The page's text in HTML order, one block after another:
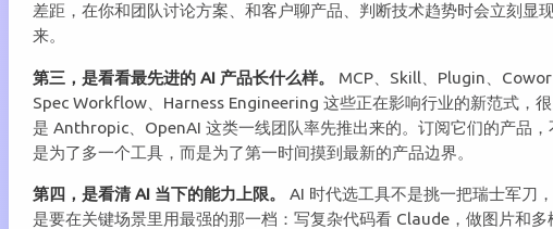
差距，在你和团队讨论方案、和客户聊产品、判断技术趋势时会立刻显
来。
第三，是看看最先进的 AI 产品长什么样。
MCP、Skill、Plugin、
Spec Workflow、Harness Engineering 这些正在影响行业的新范式，
是 Anthropic、OpenAI 这类一线团队率先推出来的。订阅它们的产品，
是为了多一个工具，而是为了第一时间摸到最新的产品边界。
第四，是看清 AI 当下的能力上限。
AI 时代选工具不是挑一把瑞士军刀
是要在关键场景里用最强的那一档：写复杂代码看 Claude，做图片和多